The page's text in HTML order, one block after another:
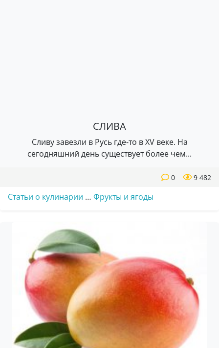
СЛИВА
Сливу завезли в Русь где-то в XV веке. На
сегодняшний день существует более чем...
9 482
0
Статьи о кулинарии … Фрукты и ягоды